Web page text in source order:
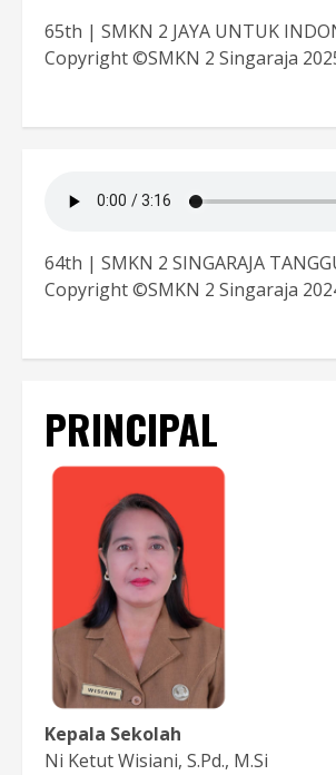
65th | SMKN 2 JAYA UNTUK
Copyright ©SMKN 2 Singaraja
64th | SMKN 2 SINGARAJA
Copyright ©SMKN 2 Singaraja
PRINCIPAL
Kepala Sekolah
Ni Ketut Wisiani, S.Pd., M.Si